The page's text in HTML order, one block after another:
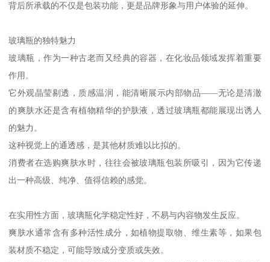
背后所承载的不仅是包装功能，更是品牌形象与用户体验的延伸。
玻璃瓶的独特魅力
玻璃瓶，作为一种古老而又经典的容器，在化妆品领域发挥着重要
作用。
它外观晶莹剔透，质感温润，能清晰展示内部物品——无论是清澈
的爽肤水还是含有植物精华的护肤液，透过玻璃瓶都能展现出诱人
的魅力。
这种视觉上的通透感，是其他材质难以比拟的。
消费者在选购爽肤水时，往往会被玻璃瓶包装所吸引，因为它传递
出一种高级、纯净、值得信赖的感觉。
在实用性方面，玻璃瓶化学稳定性好，不易与内容物发生反应。
爽肤水通常含有多种活性成分，如植物提取物、维生素等，如果包
装材质不稳定，可能导致成分变质或失效。